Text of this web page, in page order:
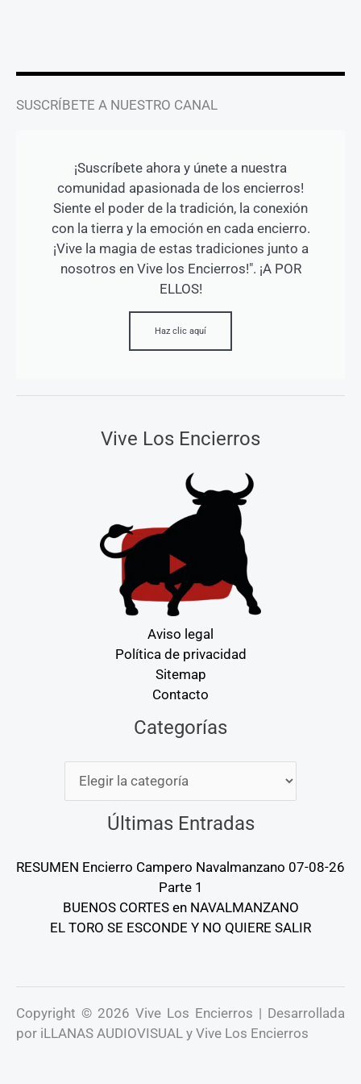
SUSCRÍBETE A NUESTRO CANAL
¡Suscríbete ahora y únete a nuestra
comunidad apasionada de los encierros!
Siente el poder de la tradición, la conexión
con la tierra y la emoción en cada encierro.
¡Vive la magia de estas tradiciones junto a
nosotros en Vive los Encierros!". ¡A POR
ELLOS!
Haz clic aquí
Vive Los Encierros
Aviso legal
Política de privacidad
Sitemap
Contacto
Categorías
Últimas Entradas
RESUMEN Encierro Campero Navalmanzano 07-08-26
Parte 1
BUENOS CORTES en NAVALMANZANO
EL TORO SE ESCONDE Y NO QUIERE SALIR
Copyright © 2026 Vive Los Encierros | Desarrollada
por iLLANAS AUDIOVISUAL y Vive Los Encierros